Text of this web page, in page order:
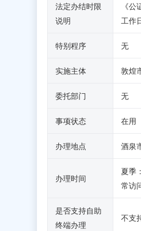
法定办结时限
说明
《
工作
特别程序 无
实施主体 敦煌
委托部门 无
事项状态 在用
办理地点 酒泉
办理时间
夏季
常访
是否支持自助
终端办理
不支